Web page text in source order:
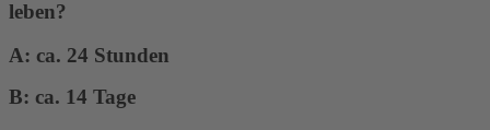
leben?
A: ca. 24 Stunden
B: ca. 14 Tage